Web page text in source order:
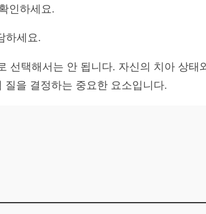
인하세요.
하세요.
선택해서는 안 됩니다. 자신의 치아 상태
질을 결정하는 중요한 요소입니다.